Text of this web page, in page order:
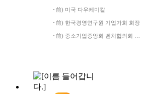
前) 미국 다우케미칼
前) 한국경영연구원 기업가회 회장
前) 중소기업중앙회 벤처협의회 임